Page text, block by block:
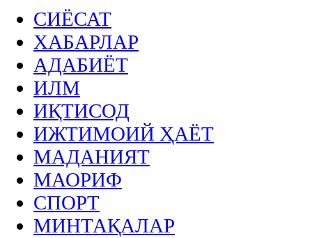
СИЁСАТ
ХАБАРЛАР
АДАБИЁТ
ИЛМ
ИҚТИСОД
ИЖТИМОИЙ ҲАЁТ
МАДАНИЯТ
МАОРИФ
СПОРТ
МИНТАҚАЛАР